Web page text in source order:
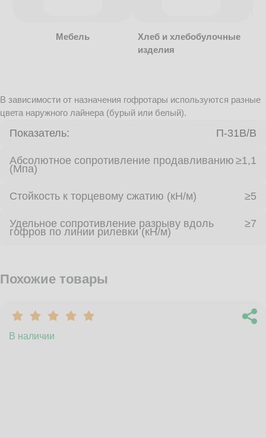
Мебель
Хлеб и хлебобулочные
изделия
В зависимости от назначения гофротары используются разные
цвета наружного лайнера (бурый или белый).
Показатель: П-31В/B
Абсолютное сопротивление продавливанию
(Мпа)
≥1,1
Стойкость к торцевому сжатию (кН/м) ≥5
Удельное сопротивление разрыву вдоль
гофров по линии рилевки (кН/м)
≥7
Похожие товары
В наличии